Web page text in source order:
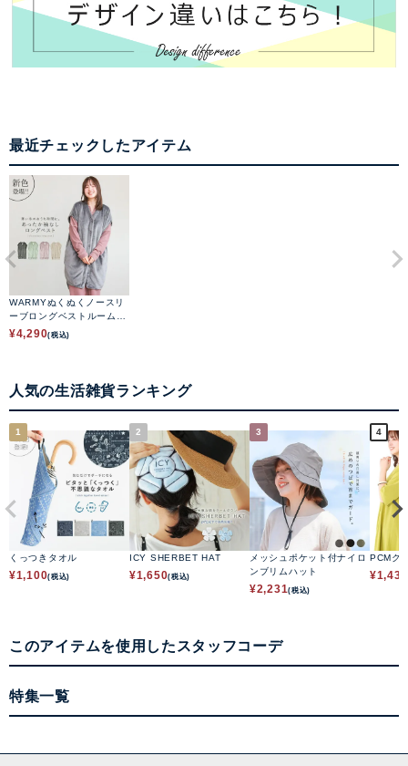
最近チェックしたアイテム
WARMYぬくぬくノースリ
ーブロングベストルームウ
ェア
¥4,290(税込)
人気の生活雑貨ランキング
1
くっつきタオル
¥1,100(税込)
2
ICY SHERBET HAT
¥1,650(税込)
3
メッシュポケット付ナイロ
ンブリムハット
¥2,231(税込)
4
PCMク
¥1,430
このアイテムを使用したスタッフコーデ
特集一覧